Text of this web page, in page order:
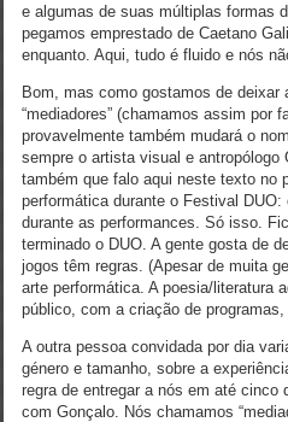
e algumas de suas múltiplas formas
pegamos emprestado de Caetano
enquanto. Aqui, tudo é fluido e nós
Bom, mas como gostamos de
“mediadores” (chamamos assim por
provavelmente também mudará o
sempre o artista visual e
também que falo aqui neste texto no
performática durante o Festival
durante as performances. Só isso.
terminado o DUO. A gente gosta de
jogos têm regras. (Apesar de muita
arte performática. A poesia/literatura
público, com a criação de
A outra pessoa convidada por dia
género e tamanho, sobre a
regra de entregar a nós em até
com Gonçalo. Nós chamamos